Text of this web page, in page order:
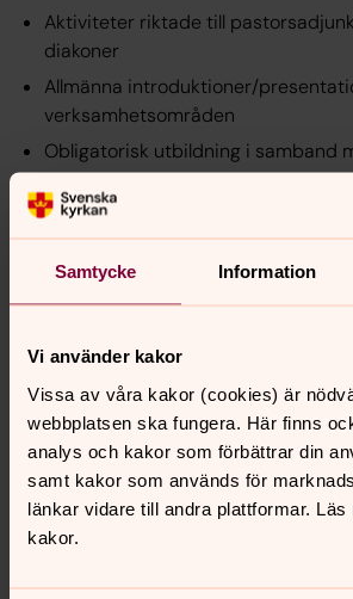
Samtycke Information
Vi använder kakor
Vissa av våra kakor (cookies) är
webbplatsen ska fungera. Här finns
analys och kakor som förbättrar din
samt kakor som används för
länkar vidare till andra plattformar.
kakor.
Aktiviteter riktade till
diakoner
Allmänna introduktioner/
verksamhetsområden
Obligatorisk utbildning i samband
Kurser med delvis avgift
Heldagsavgift 1000 kr per
Halvdagsavgift 500 kr per
ingår vid heldag
Vid flerdagsarrangemang
Vid anpassade aktiviteter för den
församlingen/pastoratet står de för
externa kostnader